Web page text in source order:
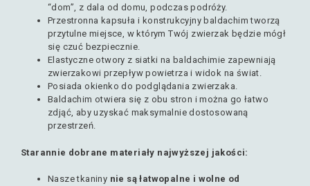
“dom”, z dala od domu, podczas podróży.
Przestronna kapsuła i konstrukcyjny baldachim tworzą
przytulne miejsce, w którym Twój zwierzak będzie mógł
się czuć bezpiecznie.
Elastyczne otwory z siatki na baldachimie zapewniają
zwierzakowi przepływ powietrza i widok na świat.
Posiada okienko do podglądania zwierzaka.
Baldachim otwiera się z obu stron i można go łatwo
zdjąć, aby uzyskać maksymalnie dostosowaną
przestrzeń.
Starannie dobrane materiały najwyższej jakości:
Nasze tkaniny nie są łatwopalne i wolne od